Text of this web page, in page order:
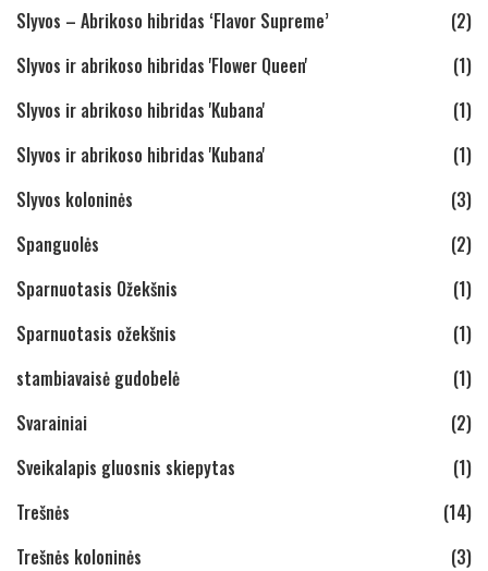
Slyvos – Abrikoso hibridas ‘Flavor Supreme’
(2)
Slyvos ir abrikoso hibridas 'Flower Queen'
(1)
Slyvos ir abrikoso hibridas 'Kubana'
(1)
Slyvos ir abrikoso hibridas 'Kubana'
(1)
Slyvos koloninės
(3)
Spanguolės
(2)
Sparnuotasis Ožekšnis
(1)
Sparnuotasis ožekšnis
(1)
stambiavaisė gudobelė
(1)
Svarainiai
(2)
Sveikalapis gluosnis skiepytas
(1)
Trešnės
(14)
Trešnės koloninės
(3)